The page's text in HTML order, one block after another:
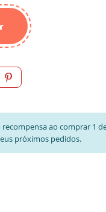
recompensa ao comprar 1
próximos pedidos.